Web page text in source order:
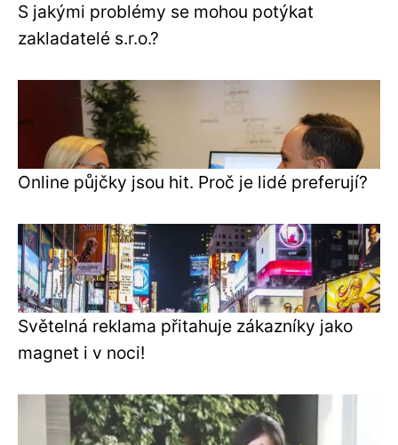
S jakými problémy se mohou potýkat
zakladatelé s.r.o.?
Online půjčky jsou hit. Proč je lidé preferují?
Světelná reklama přitahuje zákazníky jako
magnet i v noci!